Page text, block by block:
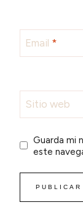
Email *
Sitio web
Guarda mi
este